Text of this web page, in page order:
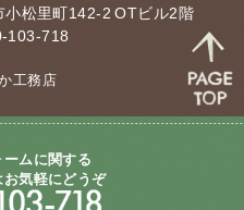
松里町142-2 OTビル2階
103-718
工務店
ームに関する
お気軽にどうぞ